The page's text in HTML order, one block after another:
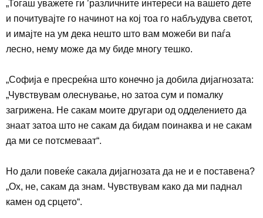
„Тогаш уважете ги ’различните интереси на вашето дете
и почитувајте го начинот на кој тоа го набљудува светот,
и имајте на ум дека нешто што вам можеби ви паѓа
лесно, нему може да му биде многу тешко.
„Софија е пресреќна што конечно ја добила дијагнозата:
„Чувствувам олеснување, но затоа сум и помалку
загрижена. Не сакам моите другари од одделението да
знаат затоа што не сакам да бидам поинаква и не сакам
да ми се потсмеваат“.
Но дали повеќе сакала дијагнозата да не и е поставена?
„Ох, не, сакам да знам. Чувствувам како да ми паднал
камен од срцето“.